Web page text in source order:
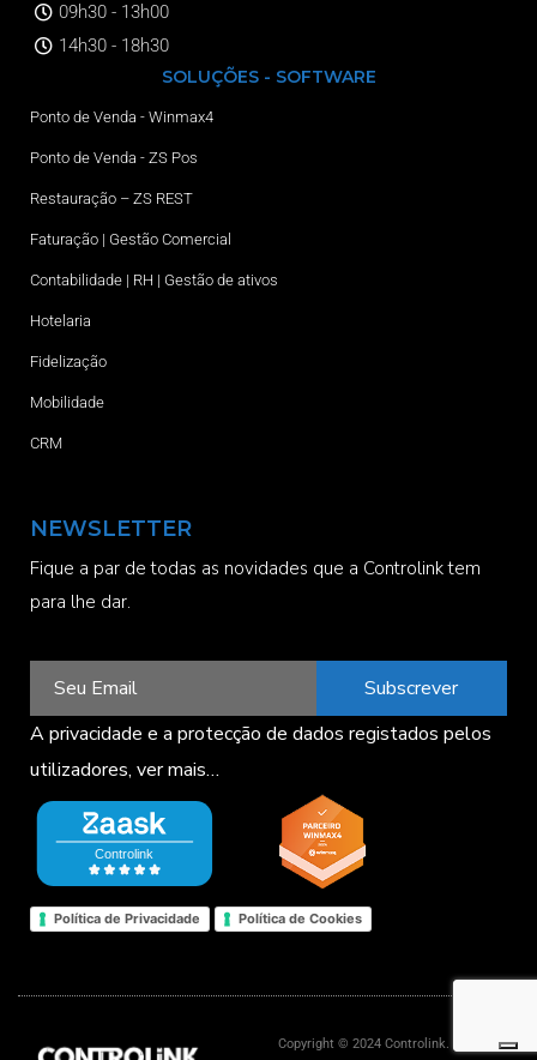
09h30 - 13h00
14h30 - 18h30
SOLUÇÕES - SOFTWARE
Ponto de Venda - Winmax4
Ponto de Venda - ZS Pos
Restauração – ZS REST
Faturação | Gestão Comercial
Contabilidade | RH | Gestão de ativos
Hotelaria
Fidelização
Mobilidade
CRM
NEWSLETTER
Fique a par de todas as novidades que a Controlink tem
para lhe dar.
Subscrever
A privacidade e a protecção de dados registados pelos
utilizadores, ver mais…
Política de Privacidade Política de Cookies
Copyright © 2024 Controlink. Todos os